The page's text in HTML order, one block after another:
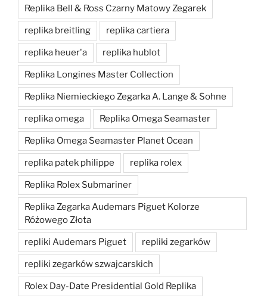
Replika Bell & Ross Czarny Matowy Zegarek
replika breitling replika cartiera
replika heuer'a replika hublot
Replika Longines Master Collection
Replika Niemieckiego Zegarka A. Lange & Sohne
replika omega Replika Omega Seamaster
Replika Omega Seamaster Planet Ocean
replika patek philippe replika rolex
Replika Rolex Submariner
Replika Zegarka Audemars Piguet Kolorze
Różowego Złota
repliki Audemars Piguet repliki zegarków
repliki zegarków szwajcarskich
Rolex Day-Date Presidential Gold Replika